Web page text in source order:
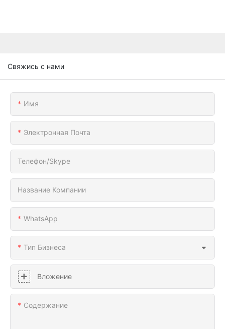
Свяжись с нами
Имя
Электронная Почта
Телефон/Skype
Название Компании
WhatsApp
Тип Бизнеса
Вложение
Содержание